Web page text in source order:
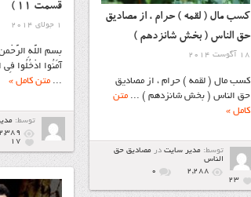
کسب مال ( لقمه ) حرام ، از مصادیق
حق الناس ( بخش شانزدهم )
18 آگوست 2014
کسب مال ( لقمه ) حرام ، از مصادیق
حق الناس ( بخش شانزدهم ) ... متن
کامل »
توسط: مدیر سایت در مصاديق حق
الناس
2,288
۰
23
قسمت 11 )
1 جولای 2014
بسم اللَّهِ الرَّحْمنِ
آمَنُوا ادْخُلُوا فِي
... متن کامل »
توسط:
2,389
17